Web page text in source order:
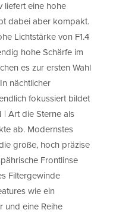
liefert eine hohe
dabei aber kompakt.
Lichtstärke von F1.4
hohe Schärfe im
es zur ersten Wahl
nächtlicher
fokussiert bildet
| Art die Sterne als
ab. Modernstes
große, hoch präzise
Frontlinse
Filtergewinde
wie ein
und eine Reihe